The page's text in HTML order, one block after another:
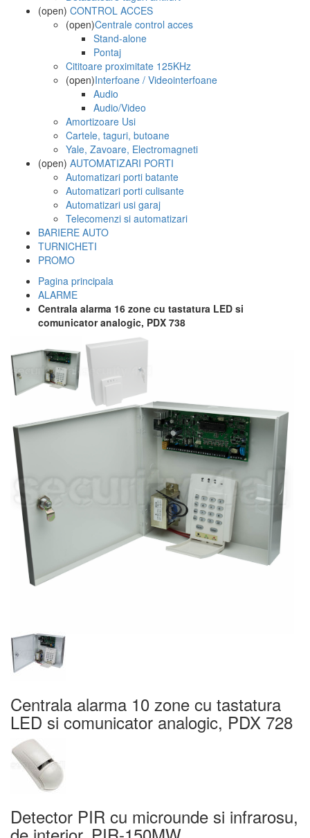
(open) CONTROL ACCES
(open)Centrale control acces
Stand-alone
Pontaj
Cititoare proximitate 125KHz
(open)Interfoane / Videointerfoane
Audio
Audio/Video
Amortizoare Usi
Cartele, taguri, butoane
Yale, Zavoare, Electromagneti
(open) AUTOMATIZARI PORTI
Automatizari porti batante
Automatizari porti culisante
Automatizari usi garaj
Telecomenzi si automatizari
BARIERE AUTO
TURNICHETI
PROMO
Pagina principala
ALARME
Centrala alarma 16 zone cu tastatura LED si
comunicator analogic, PDX 738
Centrala alarma 10 zone cu tastatura
LED si comunicator analogic, PDX 728
Detector PIR cu microunde si infrarosu,